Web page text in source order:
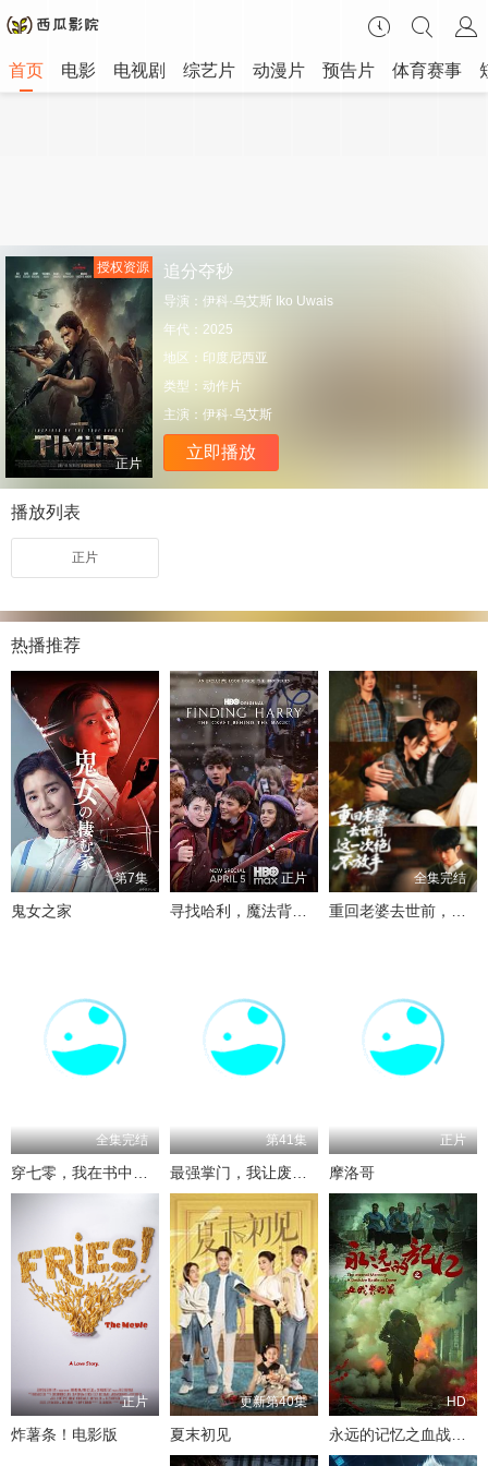
首页 电影 电视剧 综艺片 动漫片 预告片 体育赛事
正片
授权资源 追分夺秒
导演： 伊科·乌艾斯 Iko Uwais
年代： 2025
地区： 印度尼西亚
类型： 动作片
主演： 伊科·乌艾斯
立即播放
播放列表
正片
热播推荐
第7集
鬼女之家
正片
寻找哈利，魔法背后的匠心
全集完结
重回老婆去世前，这一次绝不放手
全集完结
穿七零，我在书中挺好的
第41集
最强掌门，我让废柴宗门碾压三界
正片
摩洛哥
正片
炸薯条！电影版
更新第40集
夏末初见
HD
永远的记忆之血战黎明前